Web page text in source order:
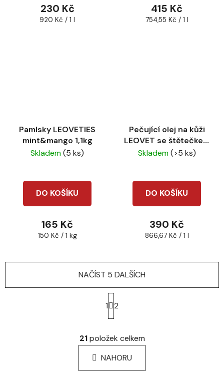
230 Kč
Měrná
920 Kč / 1 l
415 Kč
Měrná
754,55 Kč / 1 l
Pamlsky LEOVETIES
mint&mango 1,1kg
Skladem(5 ks)
DO KOŠÍKU
165 Kč
Měrná
150 Kč / 1 kg
Pečující olej na kůži
LEOVET se štětečkem
450ml
Skladem(>5 ks)
DO KOŠÍKU
390 Kč
Měrná
866,67 Kč / 1 l
O
l
á
NAČÍST 5 DALŠÍCH
S
t
r
á
k
o
v
á
1 2
21položek celkem
NAHORU